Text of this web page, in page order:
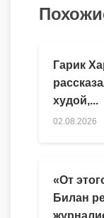
Гарик
худой,...
02.08.2026
«От
Билан